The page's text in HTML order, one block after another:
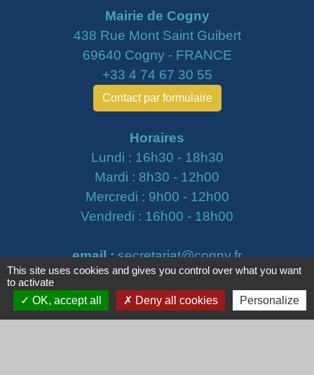
Mairie de Cogny
438 Rue Mont Saint Guibert
69640 Cogny - FRANCE
+33 4 74 67 30 55
Contact par formulaire
Horaires
Lundi : 16h30 - 18h30
Mardi : 8h30 - 12h00
Mercredi : 9h00 - 12h00
Vendredi : 16h00 - 18h00
email :secretariat@cogny.fr
Liens
This site uses cookies and gives you control over what you want
to activate
OK, accept all
Deny all cookies Personalize